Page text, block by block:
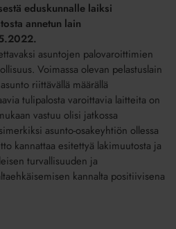
eduskunnalle laiksi
annetun lain
asuntojen palovaroittimien
Voimassa olevan pelastuslain
riittävällä määrällä
tulipalosta varoittavia laitteita on
vastuu olisi jatkossa
asunto-osakeyhtiön ollessa
kannattaa esitettyä lakimuutosta ja
turvallisuuden ja
kannalta positiivisena